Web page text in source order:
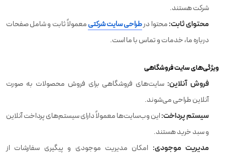
شرکت هستند.
محتوای ثابت:محتوا درطراحی سایت شرکتیمعمولاً ثابت و شامل صفحات
درباره ما، خدمات و تماس با ما است.
ویژگی‌های سایت فروشگاهی
فروش آنلاین: سایت‌های فروشگاهی برای فروش محصولات به صورت
آنلاین طراحی می‌شوند.
سیستم پرداخت:این وب‌سایت‌ها معمولاً دارای سیستم‌های پرداخت آنلاین
و سبد خرید هستند.
مدیریت موجودی: امکان مدیریت موجودی و پیگیری سفارشات از